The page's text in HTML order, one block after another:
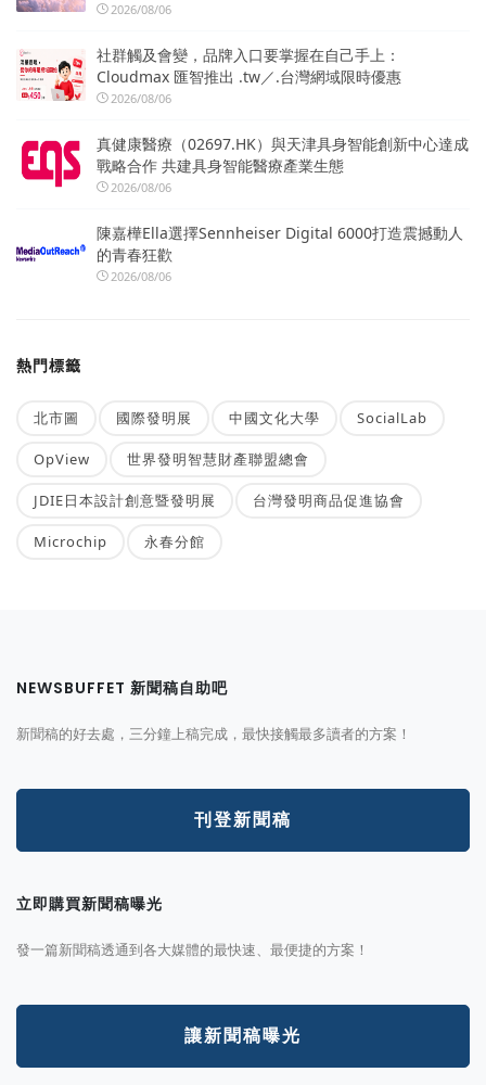
2026/08/06
社群觸及會變，品牌入口要掌握在自己手上：
Cloudmax 匯智推出 .tw／.台灣網域限時優惠
2026/08/06
真健康醫療（02697.HK）與天津具身智能創新中心達成
戰略合作 共建具身智能醫療產業生態
2026/08/06
陳嘉樺Ella選擇Sennheiser Digital 6000打造震撼動人
的青春狂歡
2026/08/06
熱門標籤
北市圖 國際發明展 中國文化大學 SocialLab
OpView 世界發明智慧財產聯盟總會
JDIE日本設計創意暨發明展 台灣發明商品促進協會
Microchip 永春分館
NEWSBUFFET 新聞稿自助吧
新聞稿的好去處，三分鐘上稿完成，最快接觸最多讀者的方案！
刊登新聞稿
立即購買新聞稿曝光
發一篇新聞稿透通到各大媒體的最快速、最便捷的方案！
讓新聞稿曝光